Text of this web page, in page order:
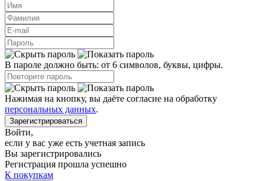
В пароле должно быть: от 6 символов, буквы, цифры.
Нажимая на кнопку, вы даёте согласие на обработку
персональных данных.
Зарегистрироваться
Войти,
если у вас уже есть учетная запись
Вы зарегистрировались
Регистрация прошла успешно
К покупкам